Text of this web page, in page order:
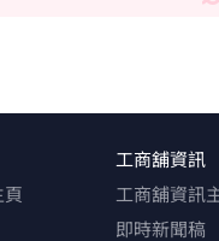
頁
工商舖資訊
工商舖資訊
即時新聞稿